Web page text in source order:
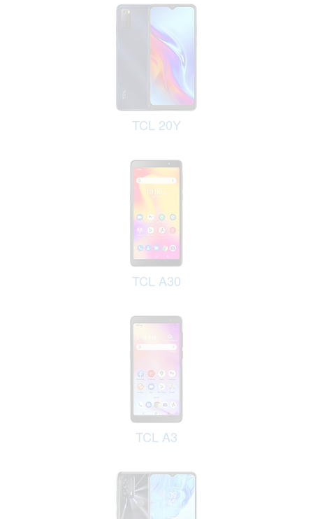
TCL 20Y
TCL A30
TCL A3